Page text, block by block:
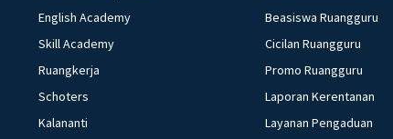
English Academy
Skill Academy
Ruangkerja
Schoters
Kalananti
Beasiswa Ruangguru
Cicilan Ruangguru
Promo Ruangguru
Laporan Kerentanan
Layanan Pengaduan